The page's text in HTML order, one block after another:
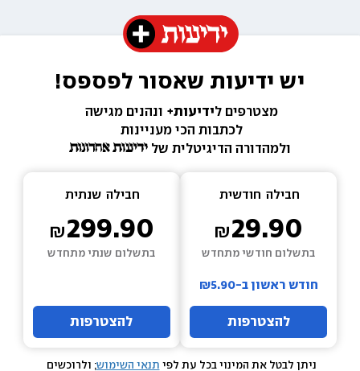
יש ידיעות שאסור לפספס!
מצטרפים לידיעות+ ונהנים מגישה
לכתבות הכי מעניינות
ולמהדורה הדיגיטלית של
חבילה חודשית
29.90
בתשלום חודשי מתחדש
חודש ראשון ב-₪5.90
להצטרפות
חבילה שנתית
299.90
בתשלום שנתי מתחדש
להצטרפות
ניתן לבטל את המינוי בכל עת לפי תנאי השימוש; ולרוכשים